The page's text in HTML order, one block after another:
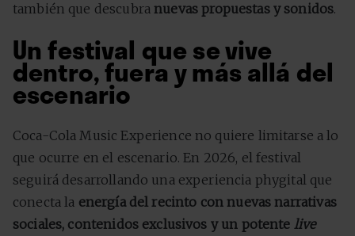
también que descubranuevas propuestas y sonidos.
Un festival que se vive
dentro, fuera y más allá del
escenario
Coca-Cola Music Experience no quiere limitarse a lo
que ocurre en el escenario. En 2026, el festival
seguirá desarrollando una experiencia phygital que
conecta la energía del recinto con nuevas narrativas
sociales, contenidos exclusivos y un potente live